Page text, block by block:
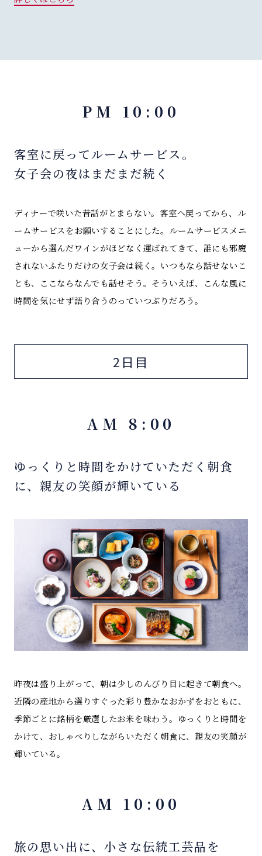
PM 10:00
客室に戻ってルームサービス。
女子会の夜はまだまだ続く
ディナーで咲いた昔話がとまらない。客室へ戻ってから、ル
ームサービスをお願いすることにした。ルームサービスメニ
ューから選んだワインがほどなく運ばれてきて、誰にも邪魔
されないふたりだけの女子会は続く。いつもなら話せないこ
とも、ここならなんでも話せそう。そういえば、こんな風に
時間を気にせず語り合うのっていつぶりだろう。
2日目
AM 8:00
ゆっくりと時間をかけていただく朝食
に、親友の笑顔が輝いている
昨夜は盛り上がって、朝は少しのんびり目に起きて朝食へ。
近隣の産地から選りすぐった彩り豊かなおかずをおともに、
季節ごとに銘柄を厳選したお米を味わう。ゆっくりと時間を
かけて、おしゃべりしながらいただく朝食に、親友の笑顔が
輝いている。
AM 10:00
旅の思い出に、小さな伝統工芸品を